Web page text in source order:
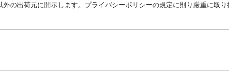
の出荷元に開示します。プライバシーポリシーの規定に則り厳重に取り